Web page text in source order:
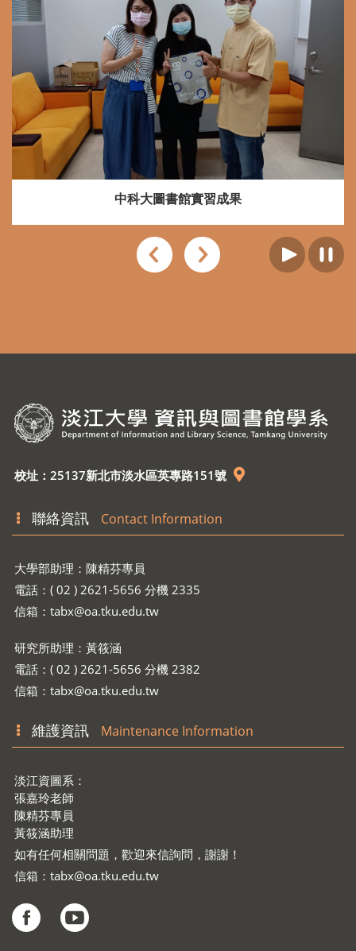
中科大圖書館實習成果
校址：25137新北市淡水區英專路151號
聯絡資訊 Contact Information
大學部助理：陳精芬專員
電話：( 02 ) 2621-5656 分機 2335
信箱： tabx@oa.tku.edu.tw
研究所助理：黃筱涵
電話：( 02 ) 2621-5656 分機 2382
信箱： tabx@oa.tku.edu.tw
維護資訊 Maintenance Information
淡江資圖系：
張嘉玲老師
陳精芬專員
黃筱涵助理
如有任何相關問題，歡迎來信詢問，謝謝！
信箱： tabx@oa.tku.edu.tw